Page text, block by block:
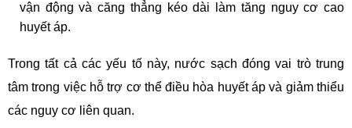
vận động và căng thẳng kéo dài làm tăng nguy cơ cao
huyết áp.
Trong tất cả các yếu tố này, nước sạch đóng vai trò trung
tâm trong việc hỗ trợ cơ thể điều hòa huyết áp và giảm thiểu
các nguy cơ liên quan.